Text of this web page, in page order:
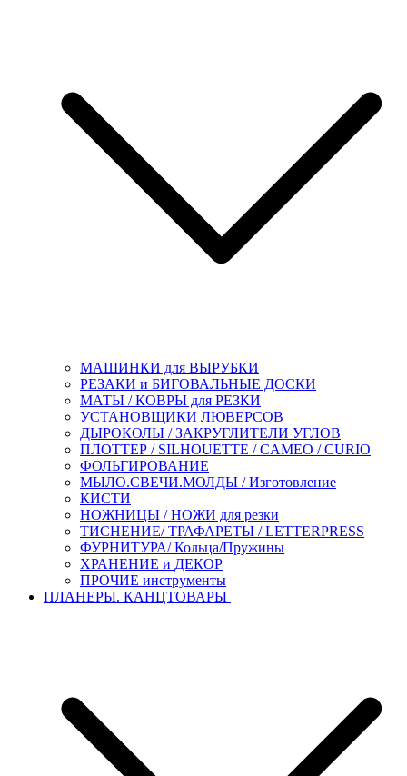
МАШИНКИ для ВЫРУБКИ
РЕЗАКИ и БИГОВАЛЬНЫЕ ДОСКИ
МАТЫ / КОВРЫ для РЕЗКИ
УСТАНОВЩИКИ ЛЮВЕРСОВ
ДЫРОКОЛЫ / ЗАКРУГЛИТЕЛИ УГЛОВ
ПЛОТТЕР / SILHOUETTE / CAMEO / CURIO
ФОЛЬГИРОВАНИЕ
МЫЛО.СВЕЧИ.МОЛДЫ / Изготовление
КИСТИ
НОЖНИЦЫ / НОЖИ для резки
ТИСНЕНИЕ/ ТРАФАРЕТЫ / LETTERPRESS
ФУРНИТУРА/ Кольца/Пружины
ХРАНЕНИЕ и ДЕКОР
ПРОЧИЕ инструменты
ПЛАНЕРЫ. КАНЦТОВАРЫ